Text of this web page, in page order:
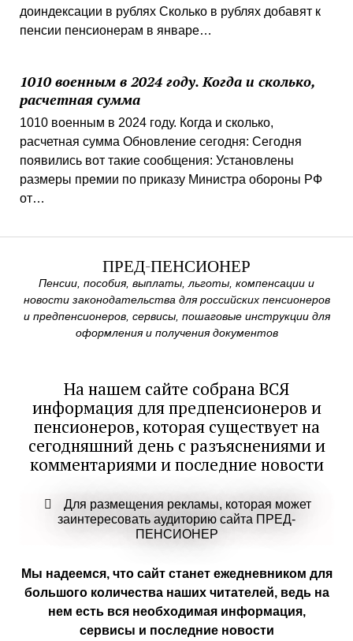
доиндексации в рублях Сколько в рублях добавят к
пенсии пенсионерам в январе…
1010 военным в 2024 году. Когда и сколько,
расчетная сумма
1010 военным в 2024 году. Когда и сколько,
расчетная сумма Обновление сегодня: Сегодня
появились вот такие сообщения: Установлены
размеры премии по приказу Министра обороны РФ
от…
ПРЕД-ПЕНСИОНЕР
Пенсии, пособия, выплаты, льготы, компенсации и
новости законодательства для российских пенсионеров
и предпенсионеров, сервисы, пошаговые инструкции для
оформления и получения документов
На нашем сайте собрана ВСЯ
информация для предпенсионеров и
пенсионеров, которая существует на
сегодняшний день с разъяснениями и
комментариями и последние новости
Для размещения рекламы, которая может
заинтересовать аудиторию сайта ПРЕД-
ПЕНСИОНЕР
Мы надеемся, что сайт станет ежедневником для
большого количества наших читателей, ведь на
нем есть вся необходимая информация,
сервисы и последние новости